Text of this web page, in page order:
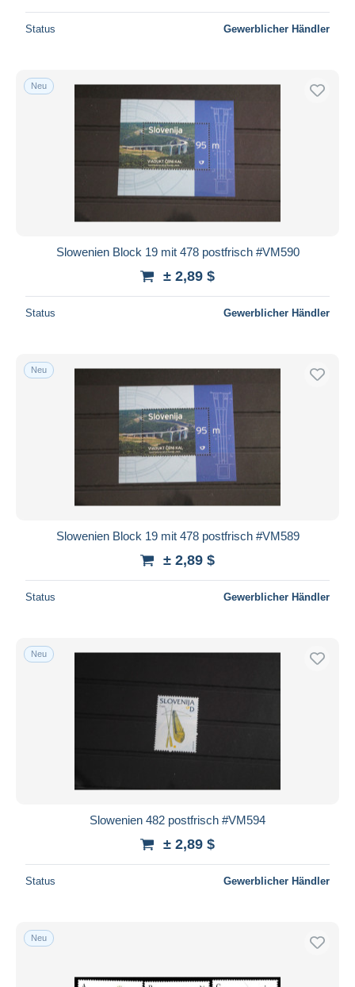
Status Gewerblicher Händler
Neu
Slowenien Block 19 mit 478 postfrisch #VM590
± 2,89 $
Status Gewerblicher Händler
Neu
Slowenien Block 19 mit 478 postfrisch #VM589
± 2,89 $
Status Gewerblicher Händler
Neu
Slowenien 482 postfrisch #VM594
± 2,89 $
Status Gewerblicher Händler
Neu